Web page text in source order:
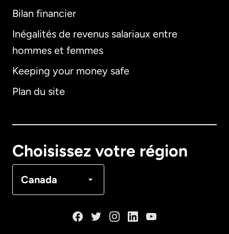
Bilan financier
Inégalités de revenus salariaux entre
hommes et femmes
Keeping your money safe
Plan du site
Choisissez votre région
Canada
International
Allemagne
Français